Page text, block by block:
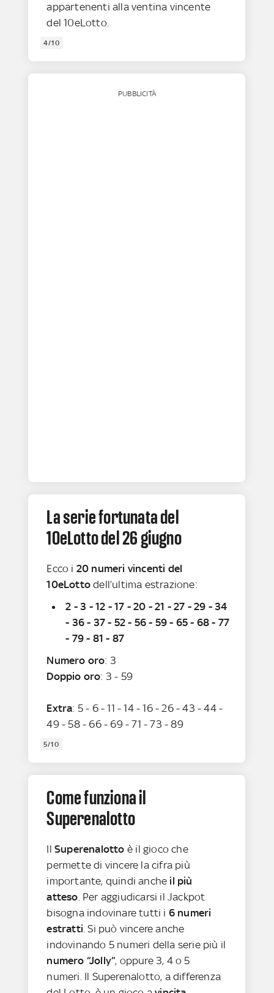
appartenenti alla ventina vincente
del 10eLotto.
4/10
PUBBLICITÀ
La serie fortunata del
10eLotto del 26 giugno
Ecco i 20 numeri vincenti del
10eLotto dell’ultima estrazione:
2 - 3 - 12 - 17 - 20 - 21 - 27 - 29 - 34
- 36 - 37 - 52 - 56 - 59 - 65 - 68 - 77
- 79 - 81 - 87
Numero oro: 3
Doppio oro: 3 - 59
Extra: 5 - 6 - 11 - 14 - 16 - 26 - 43 - 44 -
49 - 58 - 66 - 69 - 71 - 73 - 89
5/10
Come funziona il
Superenalotto
IlSuperenalotto è il gioco che
permette di vincere la cifra più
importante, quindi anche il più
atteso . Per aggiudicarsi il Jackpot
bisogna indovinare tutti i 6 numeri
estratti . Si può vincere anche
indovinando 5 numeri della serie più il
numero “Jolly”, oppure 3, 4 o 5
numeri. Il Superenalotto, a differenza